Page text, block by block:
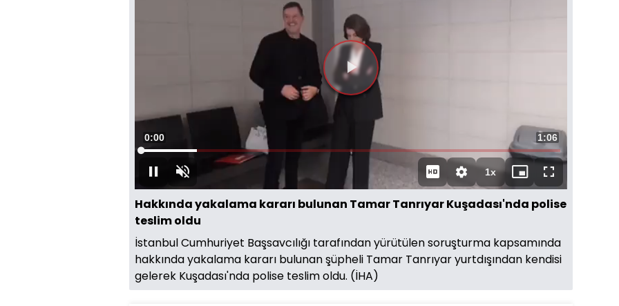
Videoyu
Oynat
Oynat Sesi
Süre
0:00 Toplam
Süre
1:06
Yüklendi:
13.27%
1xOynatma
Hızı
Mini
oynatıcı
Tam
Ekran
Hakkında yakalama kararı bulunan Tamar Tanrıyar Kuşadası'nda polise
teslim oldu
İstanbul Cumhuriyet Başsavcılığı tarafından yürütülen soruşturma kapsamında
hakkında yakalama kararı bulunan şüpheli Tamar Tanrıyar yurtdışından kendisi
gelerek Kuşadası'nda polise teslim oldu. (İHA)